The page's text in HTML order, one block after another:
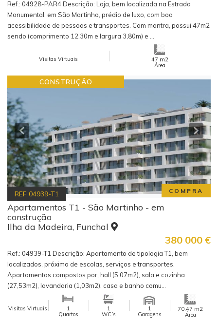
Ref.: 04928-PAR4 Descrição: Loja, bem localizada na Estrada
Monumental, em São Martinho, prédio de luxo, com boa
acessibilidade de pessoas e transportes. Com montra, possui 47m2
sendo (comprimento 12.30m e largura 3,80m) e ...
Visitas Virtuais 47 m2
Área
CONSTRUÇÃO
COMPRA
REF 04939-T1
Apartamentos T1 - São Martinho - em
construção
Ilha da Madeira, Funchal
380 000 €
Ref.: 04939-T1 Descrição: Apartamento de tipologia T1, bem
localizados, próximo de escolas, serviços e transportes.
Apartamentos compostos por, hall (5,07m2), sala e cozinha
(27,53m2), lavandaria (1,03m2), casa e banho comu...
Visitas Virtuais
1
Quartos
1
WC´s
1
Garagens
70.47 m2
Área